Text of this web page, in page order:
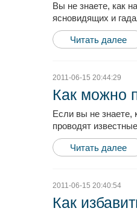
Вы не знаете, как
ясновидящих и
Читать далее
2011-06-15 20:44:29
Как можно
Если вы не знаете,
проводят
Читать далее
2011-06-15 20:40:54
Как